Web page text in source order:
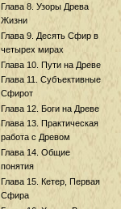
Глава 8. Узоры Древа
Жизни
Глава 9. Десять Сфир в
четырех мирах
Глава 10. Пути на Древе
Глава 11. Субъективные
Сфирот
Глава 12. Боги на Древе
Глава 13. Практическая
работа с Древом
Глава 14. Общие
понятия
Глава 15. Кетер, Первая
Сфира